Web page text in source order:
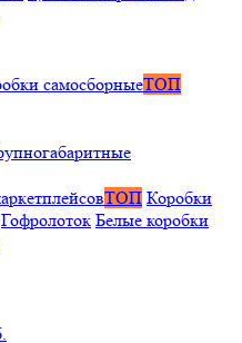
самосборныеТОП
ТОП Коробки
Гофролоток Белые коробки